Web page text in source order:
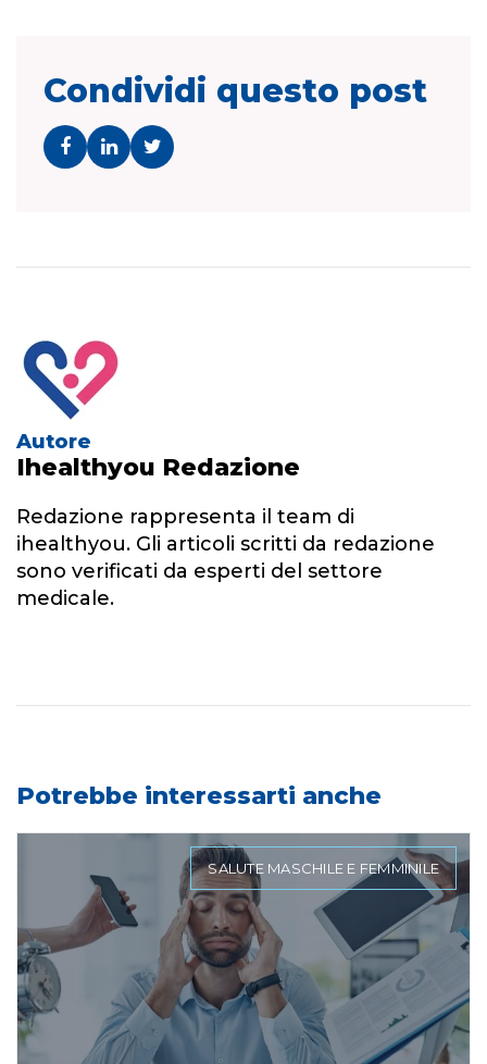
Condividi questo post
Autore
Ihealthyou Redazione
Redazione rappresenta il team di
ihealthyou. Gli articoli scritti da redazione
sono verificati da esperti del settore
medicale.
Potrebbe interessarti anche
SALUTE MASCHILE E FEMMINILE